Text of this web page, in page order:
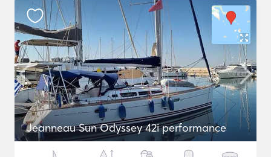
Jeanneau Sun Odyssey 42i performance